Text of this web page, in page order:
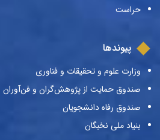
حراست
پیوندها
وزارت علوم و تحقیقات و فناوری
صندوق حمایت از پژوهش‌گران و فن‌آوران
صندوق رفاه دانشجویان
بنیاد ملی نخبگان